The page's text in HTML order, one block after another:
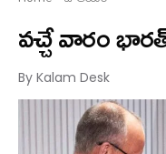
వచ్చే వారం
By Kalam Desk